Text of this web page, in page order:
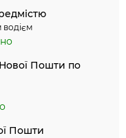
Пошти по
Пошти